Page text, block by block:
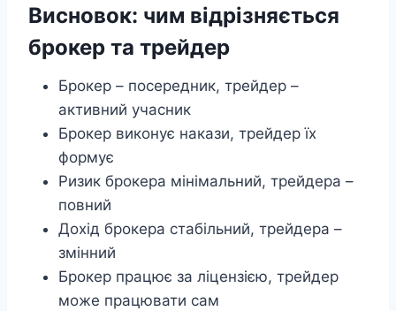
Висновок: чим відрізняється
брокер та трейдер
Брокер – посередник, трейдер –
активний учасник
Брокер виконує накази, трейдер їх
формує
Ризик брокера мінімальний, трейдера –
повний
Дохід брокера стабільний, трейдера –
змінний
Брокер працює за ліцензією, трейдер
може працювати сам